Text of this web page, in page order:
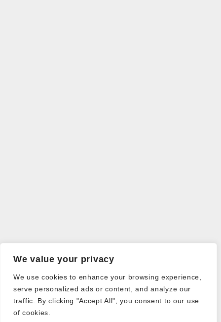
We value your privacy
We use cookies to enhance your browsing experience,
serve personalized ads or content, and analyze our
traffic. By clicking "Accept All", you consent to our use
of cookies.